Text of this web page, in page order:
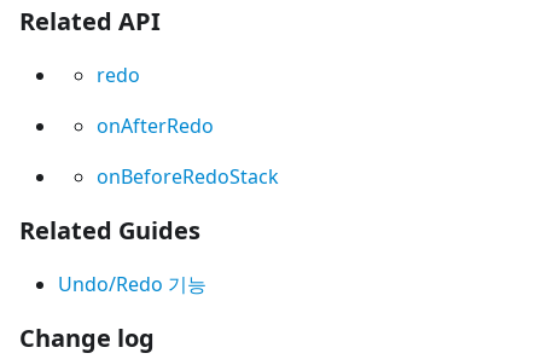
Related API
redo
onAfterRedo
onBeforeRedoStack
Related Guides
Undo/Redo 기능
Change log